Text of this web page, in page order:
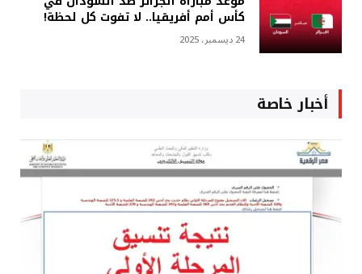
كأس أمم أفريقيا.. لا تفوت كل لحظة!
24 ديسمبر، 2025
أخبار خاصة